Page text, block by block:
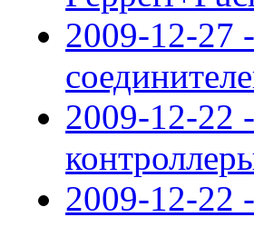
2009-12-27
2009-12-22
2009-12-22